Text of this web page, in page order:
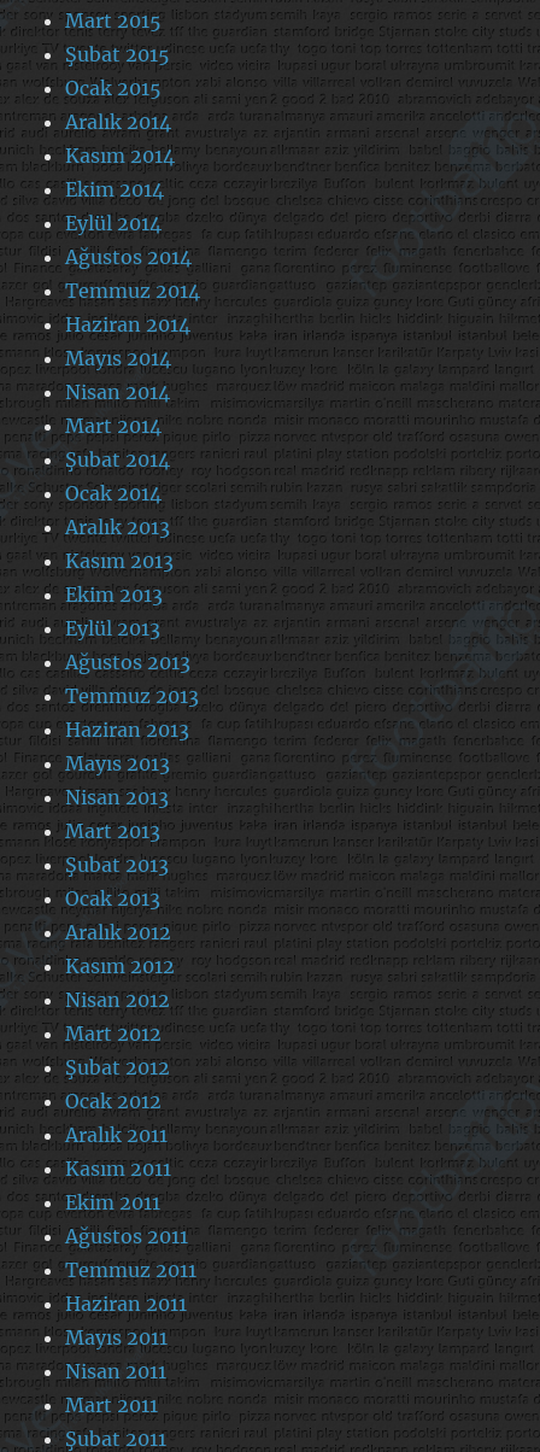
Mart 2015
Şubat 2015
Ocak 2015
Aralık 2014
Kasım 2014
Ekim 2014
Eylül 2014
Ağustos 2014
Temmuz 2014
Haziran 2014
Mayıs 2014
Nisan 2014
Mart 2014
Şubat 2014
Ocak 2014
Aralık 2013
Kasım 2013
Ekim 2013
Eylül 2013
Ağustos 2013
Temmuz 2013
Haziran 2013
Mayıs 2013
Nisan 2013
Mart 2013
Şubat 2013
Ocak 2013
Aralık 2012
Kasım 2012
Nisan 2012
Mart 2012
Şubat 2012
Ocak 2012
Aralık 2011
Kasım 2011
Ekim 2011
Ağustos 2011
Temmuz 2011
Haziran 2011
Mayıs 2011
Nisan 2011
Mart 2011
Şubat 2011